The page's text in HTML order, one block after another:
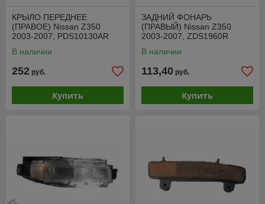
КРЫЛО ПЕРЕДНЕЕ
(ПРАВОЕ) Nissan Z350
2003-2007, PDS10130AR
В наличии
252 руб.
Купить
ЗАДНИЙ ФОНАРЬ
(ПРАВЫЙ) Nissan Z350
2003-2007, ZDS1960R
В наличии
113,40 руб.
Купить